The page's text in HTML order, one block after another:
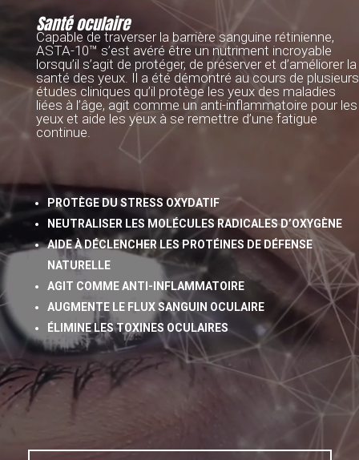
Santé oculaire
Capable de traverser la barrière sanguine rétinienne,
ASTA-10™ s’est avéré être un nutriment incroyable
lorsqu’il s’agit de protéger, de préserver et d’améliorer la
santé des yeux. Il a été démontré au cours de plusieurs
études cliniques qu’il protège les yeux des maladies
liées à l’âge, agit comme un anti-inflammatoire pour les
yeux et aide les yeux à se remettre d’une fatigue
continue.
PROTÈGE DU STRESS OXYDATIF
NEUTRALISER LES MOLÉCULES RADICALES D’OXYGÈNE
AIDE À DÉCLENCHER LES PROTÉINES DE DÉFENSE
NATURELLE
AGIT COMME ANTI-INFLAMMATOIRE
AUGMENTE LE FLUX SANGUIN OCULAIRE
ÉLIMINE LES TOXINES OCULAIRES